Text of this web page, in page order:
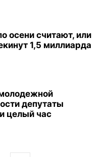
осени считают, или
1,5 миллиарда
депутаты
целый час